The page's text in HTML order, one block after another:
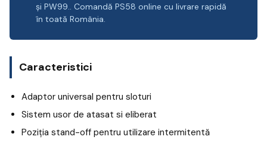
și PW99.. Comandă PS58 online cu livrare rapidă
în toată România.
Caracteristici
Adaptor universal pentru sloturi
Sistem usor de atasat si eliberat
Poziția stand-off pentru utilizare intermitentă